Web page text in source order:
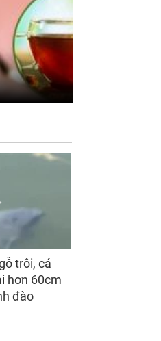
trôi, cá
hơn 60cm
đào